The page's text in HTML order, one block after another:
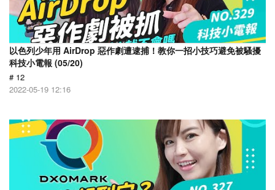
以色列少年用 AirDrop 惡作劇遭逮捕！教你一招小技巧避免被騷擾
科技小電報 (05/20)
# 12
2022-05-19 12:16